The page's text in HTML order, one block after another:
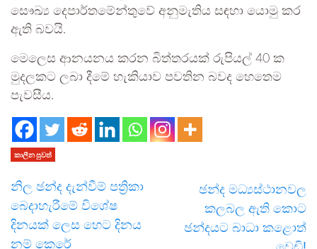
සෞඛ්‍ය දෙපාර්තමේන්තුවේ අනුමැතිය සඳහා යොමු කර
ඇති බවයි.
මෙලෙස ආනයනය කරන බිත්තරයක් රුපියල් 40 ක
මුදලකට ලබා දීමේ හැකියාව පවතින බවද හෙතෙම
පැවසීය.
කාලීන පුවත්
නිල ඡන්ද දැන්වීම් පත්‍රිකා
බෙදාහැරීමේ විශේෂ
දිනයක් ලෙස හෙට දිනය
නම් කෙරේ
ඡන්ද මධ්‍යස්ථානවල
කලබල ඇති කොට
ඡන්දයට බාධා කළොත්